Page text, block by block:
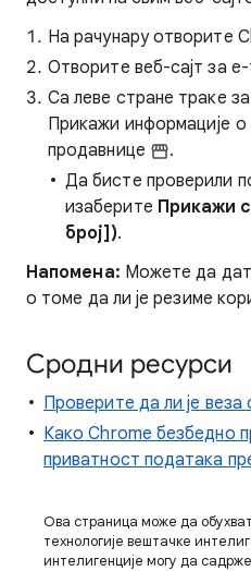
На рачунару отворите
Отворите веб-сајт за е-
Са леве стране траке
Прикажи информације о
продавнице
.
Да бисте проверили
изаберите Прикажи
број]).
Напомена: Можете да
о томе да ли је резиме
Сродни ресурси
Проверите да ли је веза
Како Chrome безбедно
приватност података
Ова страница може да
технологије вештачке
интелигенције могу да